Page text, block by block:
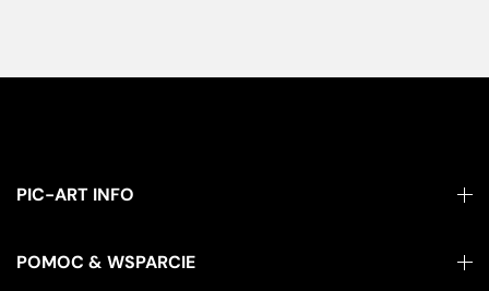
POMOC & WSPARCIE
PIC-ART INFO